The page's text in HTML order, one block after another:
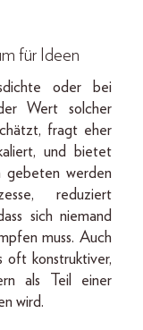
für Ideen
oder bei
Wert solcher
fragt eher
und bietet
gebeten werden
reduziert
sich niemand
muss. Auch
oft konstruktiver,
als Teil einer
wird.